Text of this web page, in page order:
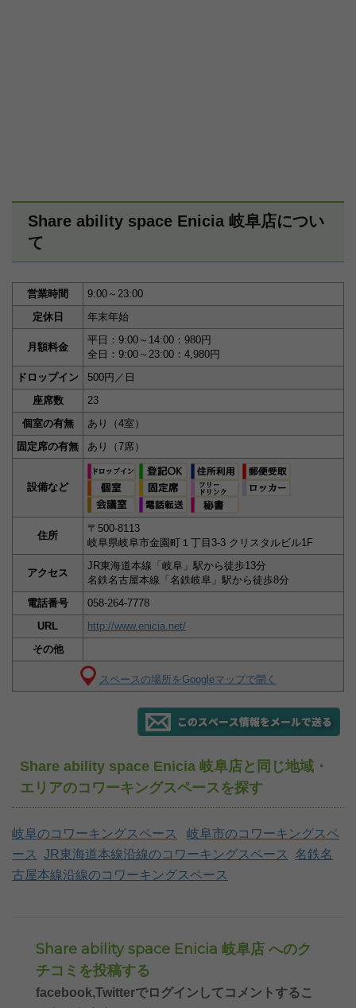
Share ability space Enicia 岐阜店につい
て
営業時間
9:00～23:00
定休日
年末年始
月額料金
平日：9:00～14:00：980円
全日：9:00～23:00：4,980円
ドロップイン
500円／日
座席数
23
個室の有無
あり（4室）
固定席の有無
あり（7席）
設備など
住所
〒500-8113
岐阜県岐阜市金園町１丁目3-3 クリスタルビル1F
アクセス
JR東海道本線「岐阜」駅から徒歩13分
名鉄名古屋本線「名鉄岐阜」駅から徒歩8分
電話番号
058-264-7778
URL
http://www.enicia.net/
その他
スペースの場所をGoogleマップで開く
Share ability space Enicia 岐阜店と同じ地域・
エリアのコワーキングスペースを探す
岐阜のコワーキングスペース
岐阜市のコワーキングスペ
ース
JR東海道本線沿線のコワーキングスペース
名鉄名
古屋本線沿線のコワーキングスペース
Share ability space Enicia 岐阜店 へのク
チコミを投稿する
facebook,Twitterでログインしてコメントするこ